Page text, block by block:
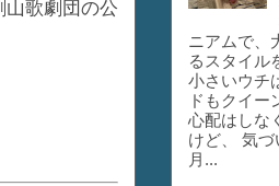
歌劇団の公
ニアムで、
るスタイル
小さいウチ
ドもクイー
心配はしな
けど、 気
月...